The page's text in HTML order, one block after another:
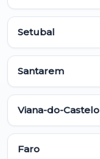
Setubal
Santarem
Viana-do-Castelo
Faro